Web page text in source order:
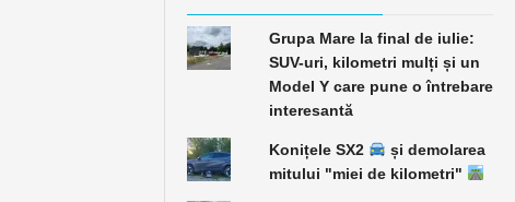
Grupa Mare la final de iulie:
SUV-uri, kilometri mulți și un
Model Y care pune o întrebare
interesantă
Konițele SX2
și demolarea
mitului "miei de kilometri"